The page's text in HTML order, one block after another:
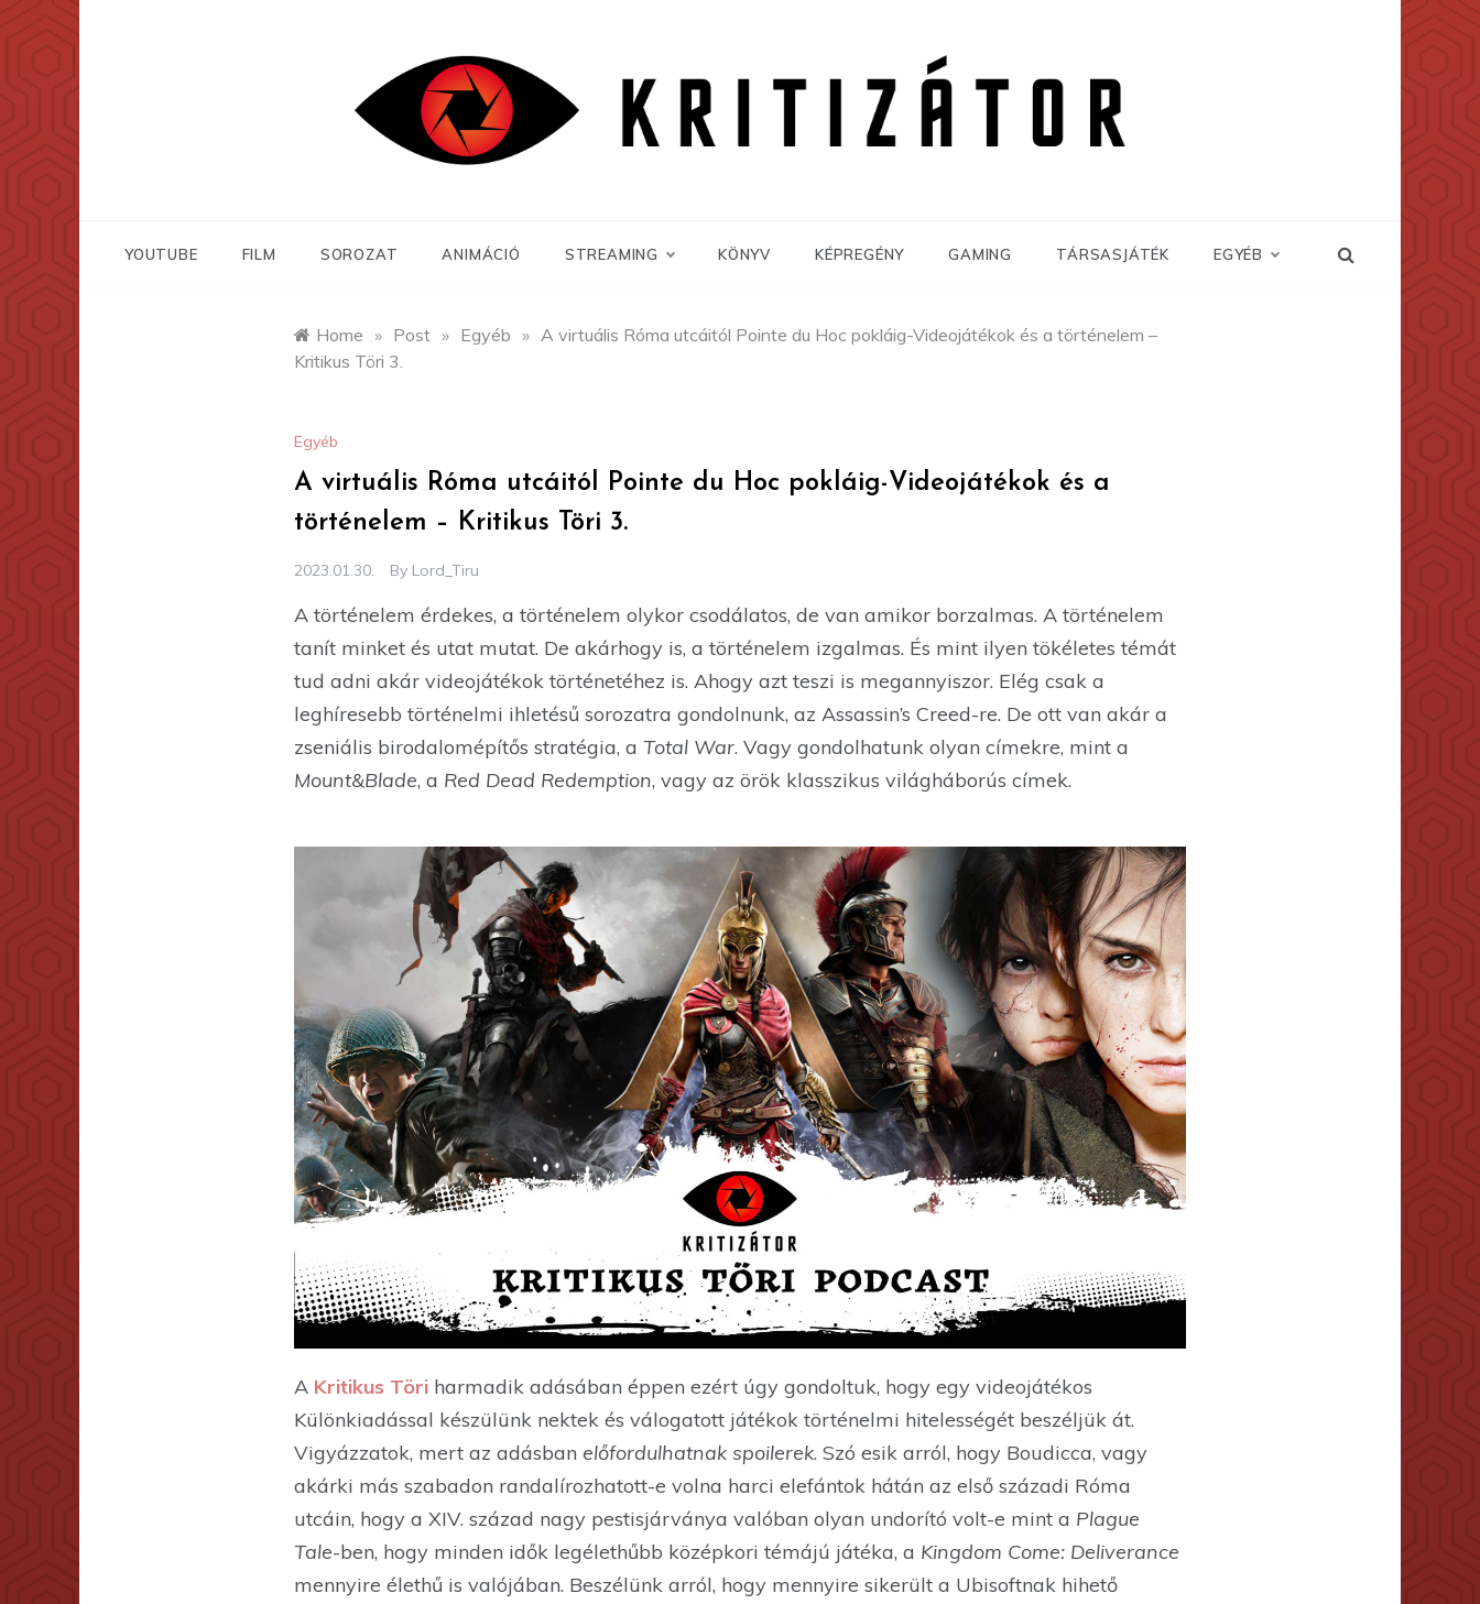
YOUTUBE FILM SOROZAT ANIMÁCIÓ STREAMING KÖNYV KÉPREGÉNY GAMING TÁRSASJÁTÉK EGYÉB
Home » Post » Egyéb » A virtuális Róma utcáitól Pointe du Hoc pokláig-Videojátékok és a történelem –
Kritikus Töri 3.
Egyéb
A virtuális Róma utcáitól Pointe du Hoc pokláig-Videojátékok és a
történelem – Kritikus Töri 3.
2023.01.30. By Lord_Tiru
A történelem érdekes, a történelem olykor csodálatos, de van amikor borzalmas. A történelem
tanít minket és utat mutat. De akárhogy is, a történelem izgalmas. És mint ilyen tökéletes témát
tud adni akár videojátékok történetéhez is. Ahogy azt teszi is megannyiszor. Elég csak a
leghíresebb történelmi ihletésű sorozatra gondolnunk, az Assassin’s Creed-re. De ott van akár a
zseniális birodalomépítős stratégia, a Total War. Vagy gondolhatunk olyan címekre, mint a
Mount&Blade, a Red Dead Redemption, vagy az örök klasszikus világháborús címek.
A Kritikus Töri harmadik adásában éppen ezért úgy gondoltuk, hogy egy videojátékos
Különkiadással készülünk nektek és válogatott játékok történelmi hitelességét beszéljük át.
Vigyázzatok, mert az adásban előfordulhatnak spoilerek. Szó esik arról, hogy Boudicca, vagy
akárki más szabadon randalírozhatott-e volna harci elefántok hátán az első századi Róma
utcáin, hogy a XIV. század nagy pestisjárványa valóban olyan undorító volt-e mint a Plague
Tale-ben, hogy minden idők legélethűbb középkori témájú játéka, a Kingdom Come: Deliverance
mennyire élethű is valójában. Beszélünk arról, hogy mennyire sikerült a Ubisoftnak hihető